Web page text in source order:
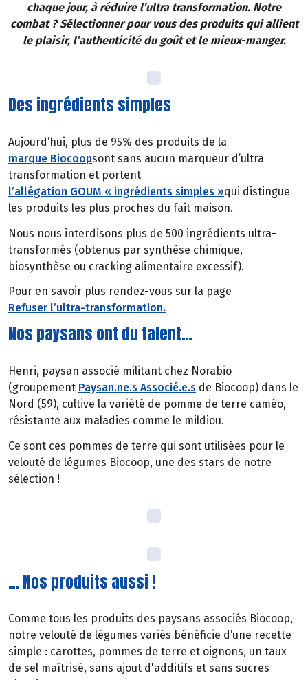
chaque jour, à réduire l’ultra transformation. Notre
combat ? Sélectionner pour vous des produits qui allient
le plaisir, l’authenticité du goût et le mieux-manger.
Des ingrédients simples
Aujourd’hui, plus de 95% des produits de la
marque Biocoopsont sans aucun marqueur d’ultra
transformation et portent
l’allégation GOUM « ingrédients simples »qui distingue
les produits les plus proches du fait maison.
Nous nous interdisons plus de 500 ingrédients ultra-
transformés (obtenus par synthèse chimique,
biosynthèse ou cracking alimentaire excessif).
Pour en savoir plus rendez-vous sur la page
Refuser l’ultra-transformation.
Nos paysans ont du talent…
Henri, paysan associé militant chez Norabio
(groupement Paysan.ne.s Associé.e.s de Biocoop) dans le
Nord (59), cultive la variété de pomme de terre caméo,
résistante aux maladies comme le mildiou.
Ce sont ces pommes de terre qui sont utilisées pour le
velouté de légumes Biocoop, une des stars de notre
sélection !
… Nos produits aussi !
Comme tous les produits des paysans associés Biocoop,
notre velouté de légumes variés bénéficie d’une recette
simple : carottes, pommes de terre et oignons, un taux
de sel maîtrisé, sans ajout d'additifs et sans sucres